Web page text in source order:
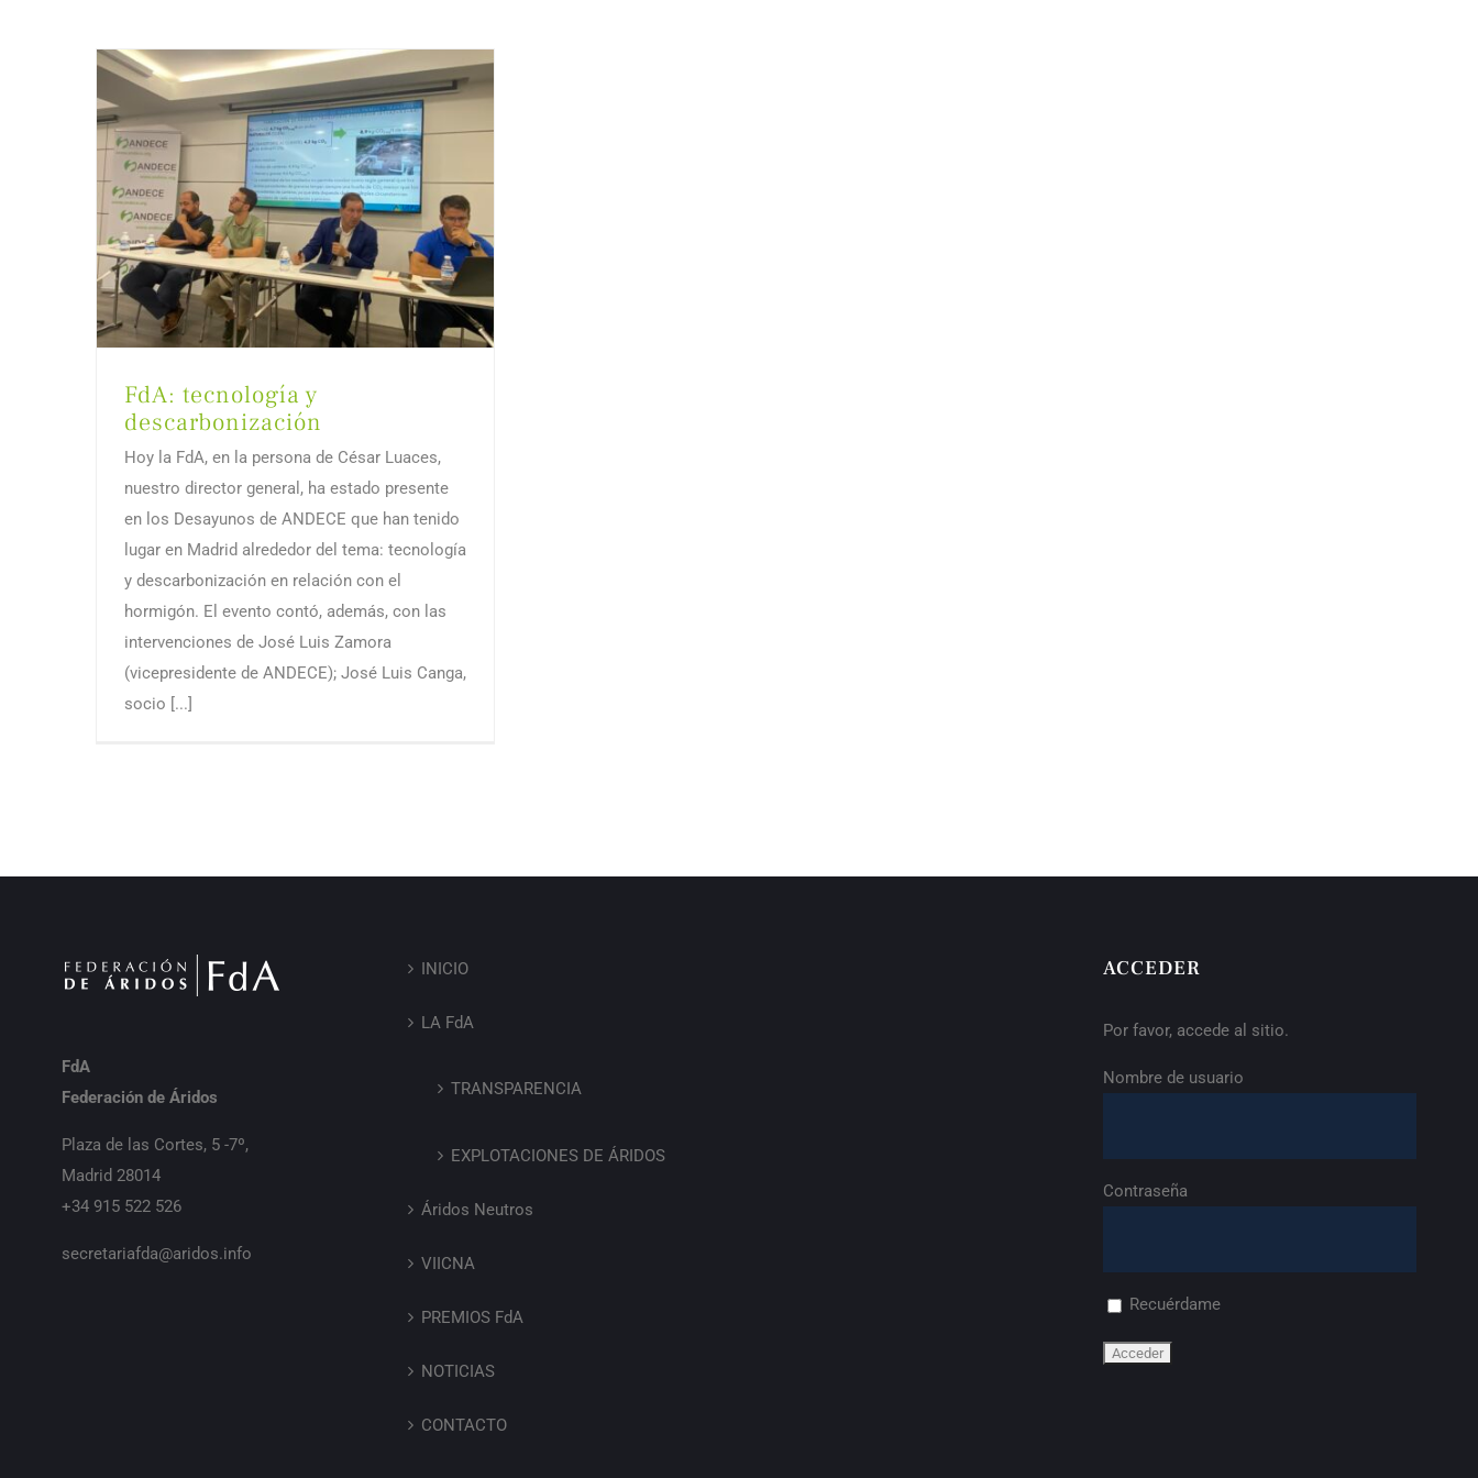
FdA: tecnología y
descarbonización
Hoy la FdA, en la persona de César Luaces,
nuestro director general, ha estado presente
en los Desayunos de ANDECE que han tenido
lugar en Madrid alrededor del tema: tecnología
y descarbonización en relación con el
hormigón. El evento contó, además, con las
intervenciones de José Luis Zamora
(vicepresidente de ANDECE); José Luis Canga,
socio [...]
FdA
Federación de Áridos
Plaza de las Cortes, 5 -7º,
Madrid 28014
+34 915 522 526
secretariafda@aridos.info
INICIO
LA FdA
TRANSPARENCIA
EXPLOTACIONES DE ÁRIDOS
Áridos Neutros
VIICNA
PREMIOS FdA
NOTICIAS
CONTACTO
ACCEDER
Por favor, accede al sitio.
Nombre de usuario
Contraseña
Recuérdame